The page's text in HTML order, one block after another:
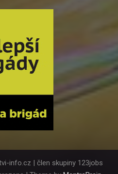
info.cz | člen skupiny 123jobs